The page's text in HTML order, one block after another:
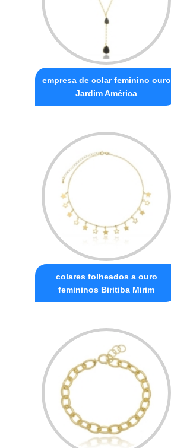
empresa de colar feminino ouro
Jardim América
colares folheados a ouro
femininos Biritiba Mirim